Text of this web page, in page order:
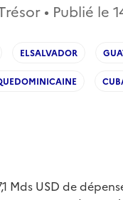
• Publié le
ELSALVADOR
Mds USD de